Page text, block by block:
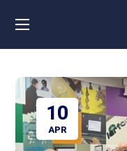
10
APR